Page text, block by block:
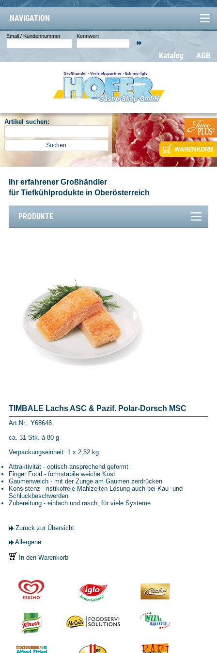
//
NAVIGATION
Email / Kundennummer Kennwort
AGB
Katalog
Artikel suchen:
Ihr erfahrener Großhändler
für Tiefkühlprodukte in Oberösterreich
PRODUKTE
TIMBALE Lachs ASC & Pazif. Polar-Dorsch MSC
Art.Nr.: Y68646
ca. 31 Stk. à 80 g
Verpackungseinheit: 1 x 2,52 kg
Attraktivität - optisch ansprechend geformt
Finger Food - formstabile weiche Kost
Gaumenweich - mit der Zunge am Gaumen zerdrücken
Konsistenz - ristikofreie Mahlzeiten-Lösung auch bei Kau- und
Schluckbeschwerden
Zubereitung - einfach und rasch, für viele Systeme
Zurück zur Übersicht
Allergene
In den Warenkorb